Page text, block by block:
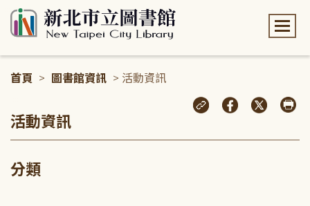
首頁 > 圖書館資訊 > 活動資訊
活動資訊
分類